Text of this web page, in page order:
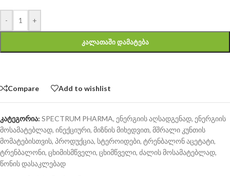
- +
ᲙᲐᲚᲐᲗᲐᲨᲘ ᲓᲐᲛᲐᲢᲔᲑᲐ
Compare Add to wishlist
კატეგორია: SPECTRUM PHARMA, ენერგიის აღსადგენად, ენერგიის
მოსამატებლად, ინექციური, მიზნის მიხედვით, მშრალი კუნთის
მომატებისთვის, პროდუქცია, სტეროიდები, ტრენბალონ აცეტატი,
ტრენბალონი, ცხიმისმწველი, ცხიმწველი, ძალის მოსამატებლად,
წონის დასაკლებად